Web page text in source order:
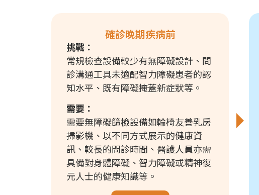
確診晚期疾病前
挑戰：
常規檢查設備較少有無障礙設計、問
診溝通工具未適配智力障礙患者的認
知水平、既有障礙掩蓋新症狀等。
需要：
需要無障礙篩檢設備如輪椅友善乳房
掃影機、以不同方式展示的健康資
訊、較長的問診時間、醫護人員亦需
具備對身體障礙、智力障礙或精神復
元人士的健康知識等。